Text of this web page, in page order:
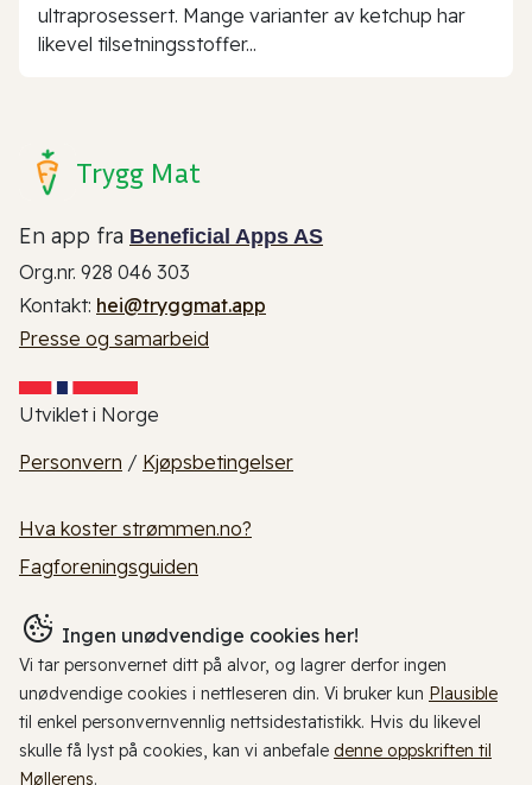
ultraprosessert. Mange varianter av ketchup har
likevel tilsetningsstoffer...
Trygg Mat
En app fra Beneficial Apps AS
Org.nr. 928 046 303
Kontakt: hei@tryggmat.app
Presse og samarbeid
Utviklet i Norge
Personvern / Kjøpsbetingelser
Hva koster strømmen.no?
Fagforeningsguiden
Ingen unødvendige cookies her!
Vi tar personvernet ditt på alvor, og lagrer derfor ingen
unødvendige cookies i nettleseren din. Vi bruker kun Plausible
til enkel personvernvennlig nettsidestatistikk. Hvis du likevel
skulle få lyst på cookies, kan vi anbefale denne oppskriften til
Møllerens.